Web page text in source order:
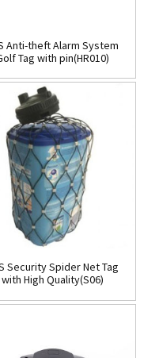
Anti-theft Alarm System
Tag with pin(HR010)
Security Spider Net Tag
with High Quality(S06)